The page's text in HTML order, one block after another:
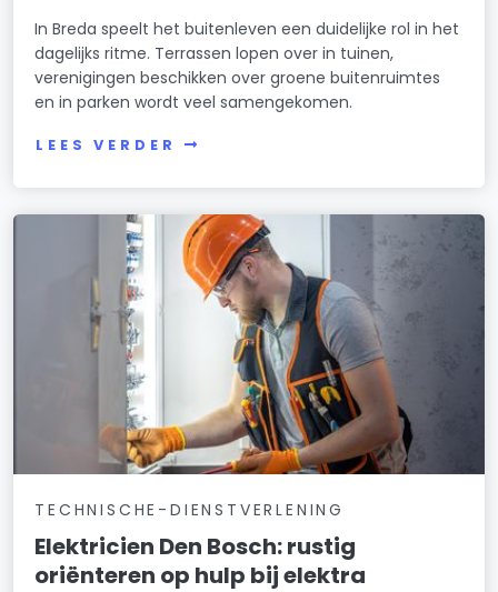
In Breda speelt het buitenleven een duidelijke rol in het
dagelijks ritme. Terrassen lopen over in tuinen,
verenigingen beschikken over groene buitenruimtes
en in parken wordt veel samengekomen.
LEES VERDER
TECHNISCHE-DIENSTVERLENING
Elektricien Den Bosch: rustig
oriënteren op hulp bij elektra